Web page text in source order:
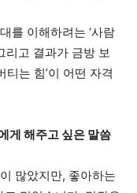
를 이해하려는 ‘사람
리고 결과가 금방 보
티는 힘’이 어떤 자격
게 해주고 싶은 말씀
많았지만, 좋아하는